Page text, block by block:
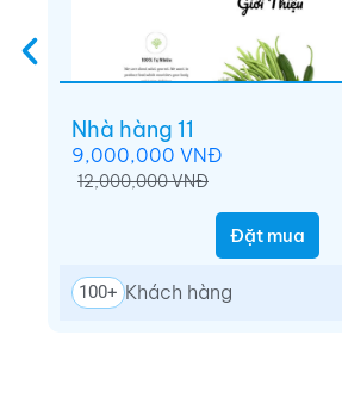
Nhà hàng 11
9,000,000 VNĐ
12,000,000 VNĐ
Đặt mua
100+ Khách hàng